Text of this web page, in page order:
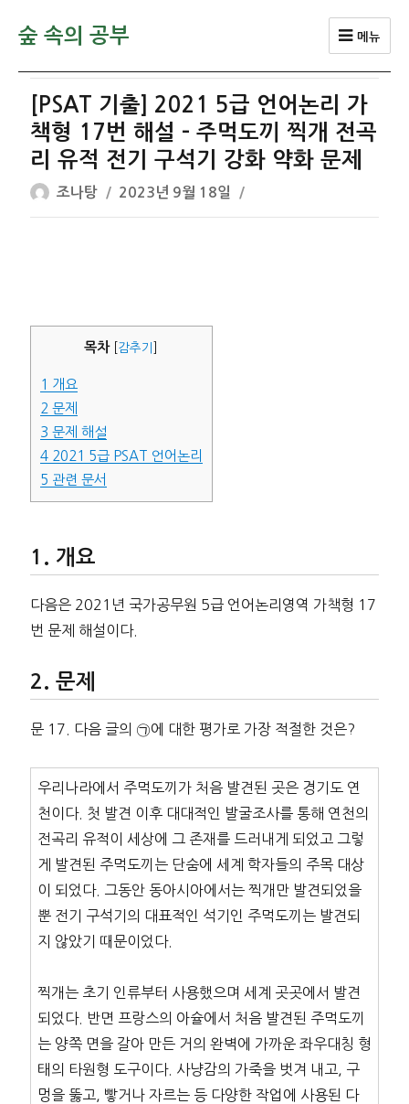
숲 속의 공부 메뉴
[PSAT 기출] 2021 5급 언어논리 가
책형 17번 해설 – 주먹도끼 찍개 전곡
리 유적 전기 구석기 강화 약화 문제
글
쓴
조나탕
작
성
2023년 9월 18일
목차 감추기
1 개요
2 문제
3 문제 해설
42021 5급 PSAT 언어논리
5 관련 문서
개요
다음은 2021년 국가공무원 5급 언어논리영역 가책형 17
번 문제 해설이다.
문제
문 17. 다음 글의 ㉠에 대한 평가로 가장 적절한 것은?
우리나라에서 주먹도끼가 처음 발견된 곳은 경기도 연
천이다. 첫 발견 이후 대대적인 발굴조사를 통해 연천의
전곡리 유적이 세상에 그 존재를 드러내게 되었고 그렇
게 발견된 주먹도끼는 단숨에 세계 학자들의 주목 대상
이 되었다. 그동안 동아시아에서는 찍개만 발견되었을
뿐 전기 구석기의 대표적인 석기인 주먹도끼는 발견되
지 않았기 때문이었다.
찍개는 초기 인류부터 사용했으며 세계 곳곳에서 발견
되었다. 반면 프랑스의 아슐에서 처음 발견된 주먹도끼
는 양쪽 면을 갈아 만든 거의 완벽에 가까운 좌우대칭 형
태의 타원형 도구이다. 사냥감의 가죽을 벗겨 내고, 구
멍을 뚫고, 빻거나 자르는 등 다양한 작업에 사용된 다